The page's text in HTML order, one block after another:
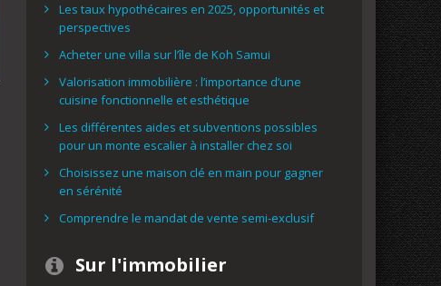
Les taux hypothécaires en 2025, opportunités et
perspectives
Acheter une villa sur l’île de Koh Samui
Valorisation immobilière : l’importance d’une
cuisine fonctionnelle et esthétique
Les différentes aides et subventions possibles
pour un monte escalier à installer chez soi
Choisissez une maison clé en main pour gagner
en sérénité
Comprendre le mandat de vente semi-exclusif
Sur l'immobilier